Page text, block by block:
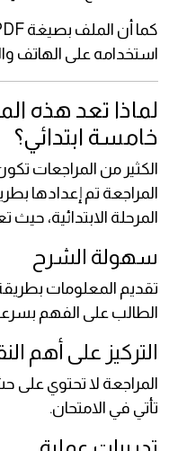
استخدامه على الهاتف
لماذا تعد هذه
خامسة ابتدائي؟
الكثير من المراجعات
المراجعة تم إعدادها
المرحلة الابتدائية، حيث
سهولة الشرح
تقديم المعلومات
الطالب على الفهم
التركيز على أهم
المراجعة لا تحتوي على
تأتي في الامتحان.